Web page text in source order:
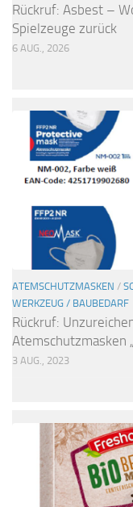
Rückruf: Asbest –
Spielzeuge zurück
6 AUG., 2026
ATEMSCHUTZMASKEN /
WERKZEUG / BAUBEDARF
Rückruf:
Atemschutzmasken
3 AUG., 2023